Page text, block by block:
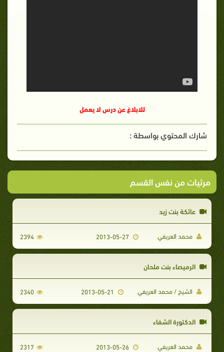
للابلاغ عن درس لا يعمل
شارك المحتوي بواسطة :
مرئيات من نفس القسم
عائكة بنت زيد
محمد العريفي 2394
الرميصاء بنت ملحان
الشيخ / محمد العريفي 2340
الدكتورة الشفاء
محمد العريفي 2013-05-26
2317